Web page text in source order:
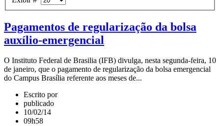
Pagamentos de regularização da bolsa
auxílio-emergencial
O Instituto Federal de Brasilia (IFB) divulga, nesta segunda-feira, 10
de janeiro, que o pagamento de regularização da bolsa emergencial
do Campus Brasília referente aos meses de...
Escrito por
publicado
10/02/14
09h58